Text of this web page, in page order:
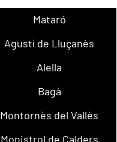
Mataró
Agustí de Lluçanès
Alella
Bagà
Montornès del Vallès
Monistrol de Calders